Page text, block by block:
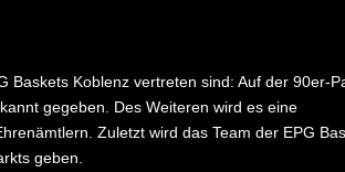
Baskets Koblenz vertreten sind: Auf der 90er-
gegeben. Des Weiteren wird es eine
Zuletzt wird das Team der EPG
geben.